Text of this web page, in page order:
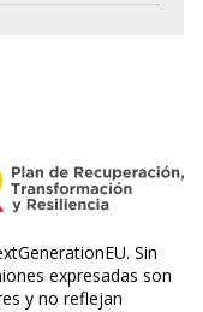
Sin
expresadas son
y no reflejan